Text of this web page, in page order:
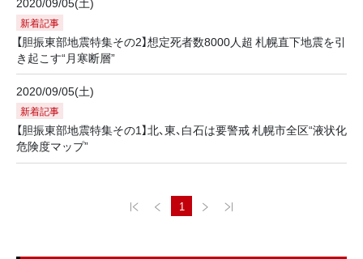
新着記事
【胆振東部地震特集その2】想定死者数8000人超 札幌直下地震を引
き起こす“月寒断層”
2020/09/05(土)
新着記事
【胆振東部地震特集その1】北、東、白石は要警戒 札幌市全区“液状化
危険度マップ”
1